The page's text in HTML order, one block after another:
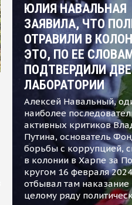
ЮЛИЯ НАВАЛЬНАЯ
ЗАЯВИЛА, ЧТО
ОТРАВИЛИ В
ЭТО, ПО ЕЕ
ПОДТВЕРДИЛИ ДВЕ
ЛАБОРАТОРИИ
Алексей Навальный,
наиболее
активных критиков
Путина, основатель
борьбы с коррупцией,
в колонии в Харпе за
кругом 16 февраля
отбывал там наказание
целому ряду